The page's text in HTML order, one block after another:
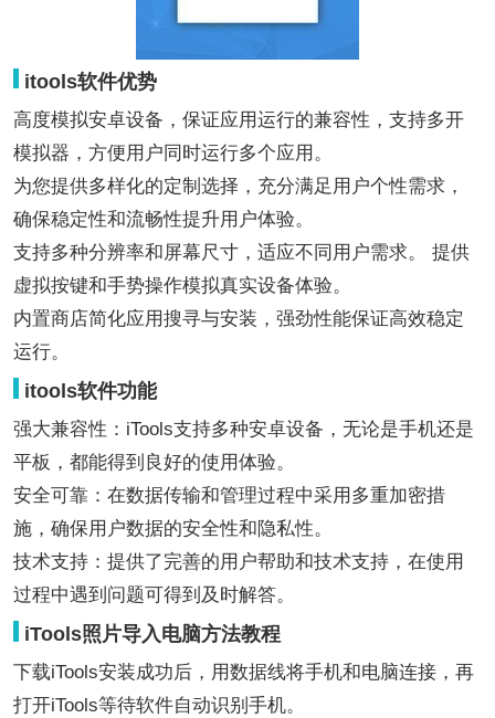
itools软件优势
高度模拟安卓设备，保证应用运行的兼容性，支持多开
模拟器，方便用户同时运行多个应用。
为您提供多样化的定制选择，充分满足用户个性需求，
确保稳定性和流畅性提升用户体验。
支持多种分辨率和屏幕尺寸，适应不同用户需求。 提供
虚拟按键和手势操作模拟真实设备体验。
内置商店简化应用搜寻与安装，强劲性能保证高效稳定
运行。
itools软件功能
强大兼容性：iTools支持多种安卓设备，无论是手机还是
平板，都能得到良好的使用体验。
安全可靠：在数据传输和管理过程中采用多重加密措
施，确保用户数据的安全性和隐私性。
技术支持：提供了完善的用户帮助和技术支持，在使用
过程中遇到问题可得到及时解答。
iTools照片导入电脑方法教程
下载iTools安装成功后，用数据线将手机和电脑连接，再
打开iTools等待软件自动识别手机。